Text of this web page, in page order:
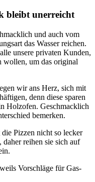
bleibt unerreicht
und auch vom
das Wasser reichen.
unsere privaten Kunden,
wollen, um das original
wir ans Herz, sich mit
denn diese sparen
Holzofen. Geschmacklich
bemerken.
Pizzen nicht so lecker
reihen sie sich auf
Vorschläge für Gas-